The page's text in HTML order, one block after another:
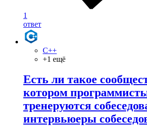
1
ответ
C++
+1 ещё
Есть ли такое
котором
тренеруются
интервьюеры